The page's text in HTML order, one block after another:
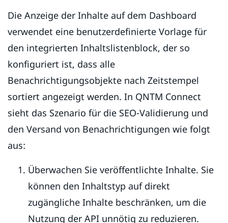
Die Anzeige der Inhalte auf dem Dashboard
verwendet eine benutzerdefinierte Vorlage für
den integrierten Inhaltslistenblock, der so
konfiguriert ist, dass alle
Benachrichtigungsobjekte nach Zeitstempel
sortiert angezeigt werden. In QNTM Connect
sieht das Szenario für die SEO-Validierung und
den Versand von Benachrichtigungen wie folgt
aus:
Überwachen Sie veröffentlichte Inhalte. Sie
können den Inhaltstyp auf direkt
zugängliche Inhalte beschränken, um die
Nutzung der API unnötig zu reduzieren.